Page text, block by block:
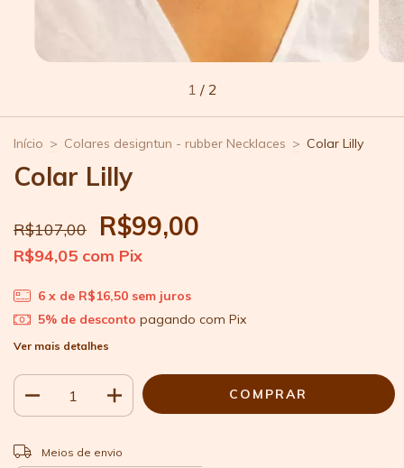
1 / 2
Início > Colares designtun - rubber Necklaces > Colar Lilly
Colar Lilly
R$107,00 R$99,00
R$94,05 com Pix
6 x de R$16,50 sem juros
5% de desconto pagando com Pix
Ver mais detalhes
Entregas para o CEP:
Meios de envio